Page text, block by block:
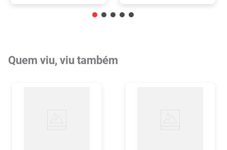
Quem viu, viu também